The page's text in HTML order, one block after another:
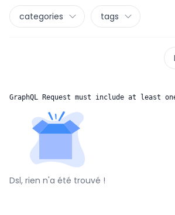
categories tags
GraphQL Request must include at least
Dsl, rien n'a été trouvé !